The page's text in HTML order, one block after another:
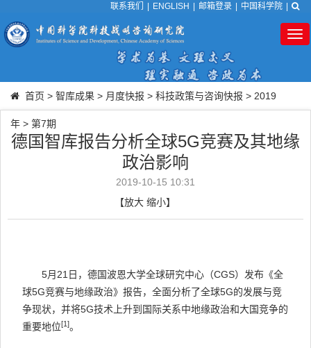
联系我们 ENGLISH 邮箱登录 中国科学院
首页 > 智库成果 > 月度快报 > 科技政策与咨询快报 > 2019
年 > 第7期
德国智库报告分析全球5G竞赛及其地缘
政治影响
2019-10-15 10:31
【放大 缩小】
5月 21 日，德国波恩大学全球研究中心（CGS）发布《全
球5G竞赛与地缘政治》报告，全面分析了全球5G的发展与竞
争现状，并将5G技术上升到国际关系中地缘政治和大国竞争的
重要地位[1]。